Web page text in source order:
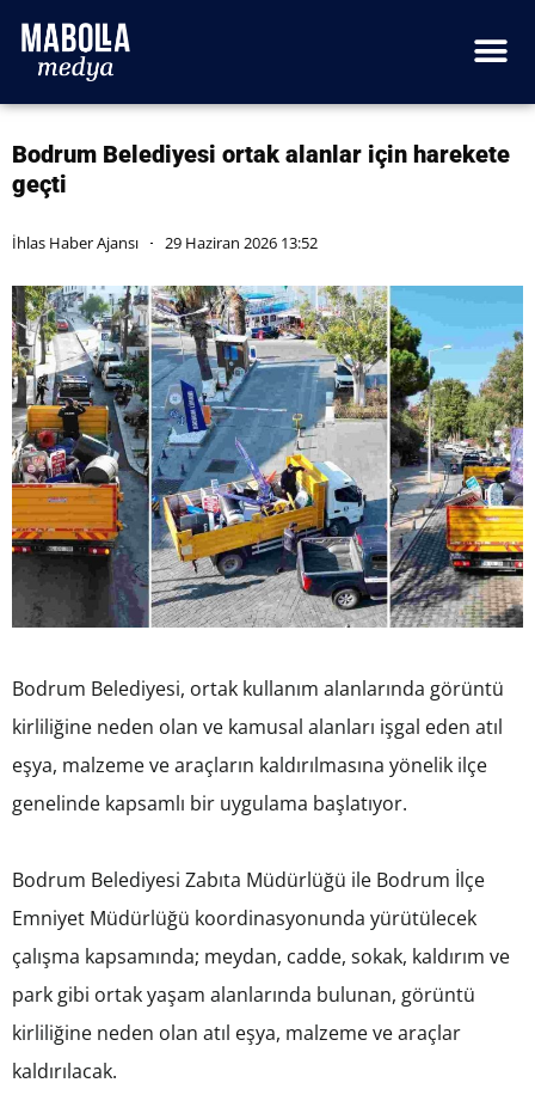
Bodrum Belediyesi ortak alanlar için harekete
geçti
İhlas Haber Ajansı 29 Haziran 2026 13:52
Bodrum Belediyesi, ortak kullanım alanlarında görüntü
kirliliğine neden olan ve kamusal alanları işgal eden atıl
eşya, malzeme ve araçların kaldırılmasına yönelik ilçe
genelinde kapsamlı bir uygulama başlatıyor.
Bodrum Belediyesi Zabıta Müdürlüğü ile Bodrum İlçe
Emniyet Müdürlüğü koordinasyonunda yürütülecek
çalışma kapsamında; meydan, cadde, sokak, kaldırım ve
park gibi ortak yaşam alanlarında bulunan, görüntü
kirliliğine neden olan atıl eşya, malzeme ve araçlar
kaldırılacak.